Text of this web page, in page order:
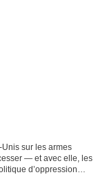
sur les armes
— et avec elle, les
d’oppression